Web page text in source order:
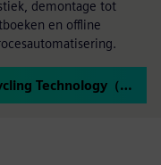
demontage tot
en offline
Ontdek North Star Advanced Recycling Technology（ Tsingtao ）